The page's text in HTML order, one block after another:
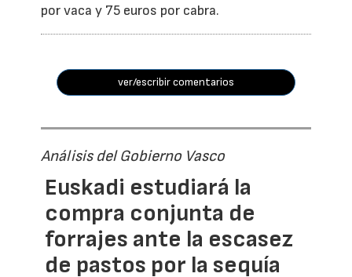
por vaca y 75 euros por cabra.
ver/escribir comentarios
Análisis del Gobierno Vasco
Euskadi estudiará la
compra conjunta de
forrajes ante la escasez
de pastos por la sequía